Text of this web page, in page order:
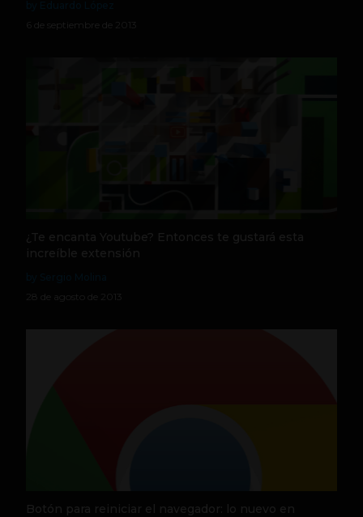
6 de septiembre de 2013
¿Te encanta Youtube? Entonces te gustará esta
increíble extensión
28 de agosto de 2013
Botón para reiniciar el navegador: lo nuevo en